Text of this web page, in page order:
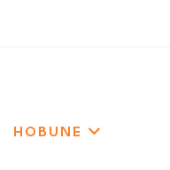
HOBUNE